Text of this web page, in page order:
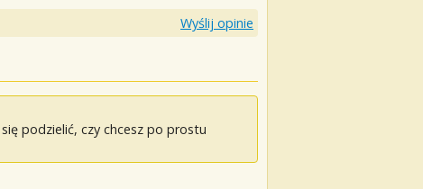
Wyślij opinie
podzielić, czy chcesz po prostu